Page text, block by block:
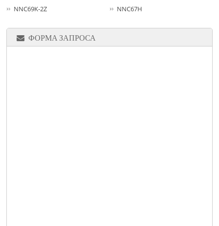
NNC69K-2Z
NNC67H
ФОРМА ЗАПРОСА